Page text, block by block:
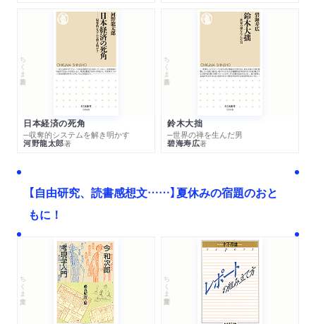
論）／自由なき世界のゆくえ／まとめと関連トピック
さらに学びたい人のための文献案内
あとがき
索引
ちくま新書
日本経済の死角
─収奪的システムを解き明かす
河野龍太郎著
ちくま新書
鈴木大拙
─世界の禅を生んだ男
碧海寿広著
【自由研究、読書感想文……】夏休みの宿題のおと
もに！
ちくま文庫 ちくま学芸文庫